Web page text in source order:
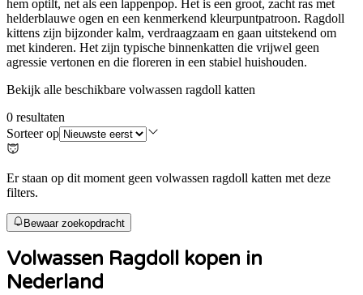
hem optilt, net als een lappenpop. Het is een groot, zacht ras met
helderblauwe ogen en een kenmerkend kleurpuntpatroon. Ragdoll
kittens zijn bijzonder kalm, verdraagzaam en gaan uitstekend om
met kinderen. Het zijn typische binnenkatten die vrijwel geen
agressie vertonen en die floreren in een stabiel huishouden.
Bekijk alle beschikbare volwassen ragdoll katten
0 resultaten
Sorteer op
Er staan op dit moment geen volwassen ragdoll katten met deze
filters.
Bewaar zoekopdracht
Volwassen Ragdoll kopen in
Nederland